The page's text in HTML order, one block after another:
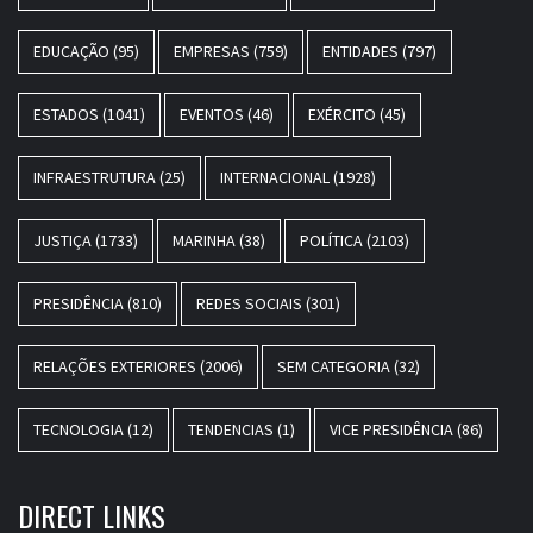
EDUCAÇÃO (95) EMPRESAS (759) ENTIDADES (797)
ESTADOS (1041) EVENTOS (46) EXÉRCITO (45)
INFRAESTRUTURA(25) INTERNACIONAL(1928)
JUSTIÇA(1733) MARINHA(38) POLÍTICA(2103)
PRESIDÊNCIA(810) REDES SOCIAIS (301)
RELAÇÕES EXTERIORES (2006) SEM CATEGORIA(32)
TECNOLOGIA(12) TENDENCIAS (1) VICE PRESIDÊNCIA(86)
DIRECT LINKS